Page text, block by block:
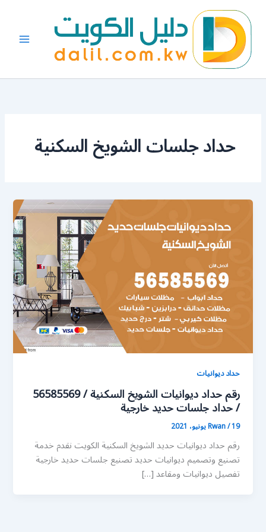
المحتوى
حداد جلسات الشويخ السكنية
حداد ديوانيات
رقم حداد ديوانيات الشويخ السكنية / 56585569
/ حداد جلسات حديد خارجية
Rwan/19 يونيو، 2021
رقم حداد ديوانيات حديد الشويخ السكنية الكويت نقدم خدمة
تصنيع وتصميم ديوانيات حديد تصنيع جلسات حديد خارجية
تفصيل ديوانيات ومقاعد […]